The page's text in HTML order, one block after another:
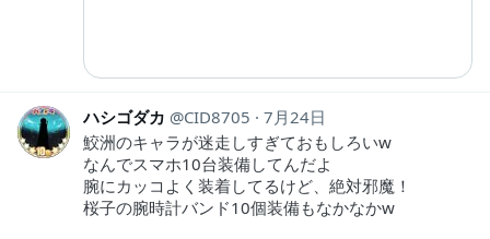
ハシゴダカ CID8705
7月24日
鮫洲のキャラが迷走しすぎておもしろいw
なんでスマホ10台装備してんだよ
腕にカッコよく装着してるけど、絶対邪魔！
桜子の腕時計バンド10個装備もなかなかw